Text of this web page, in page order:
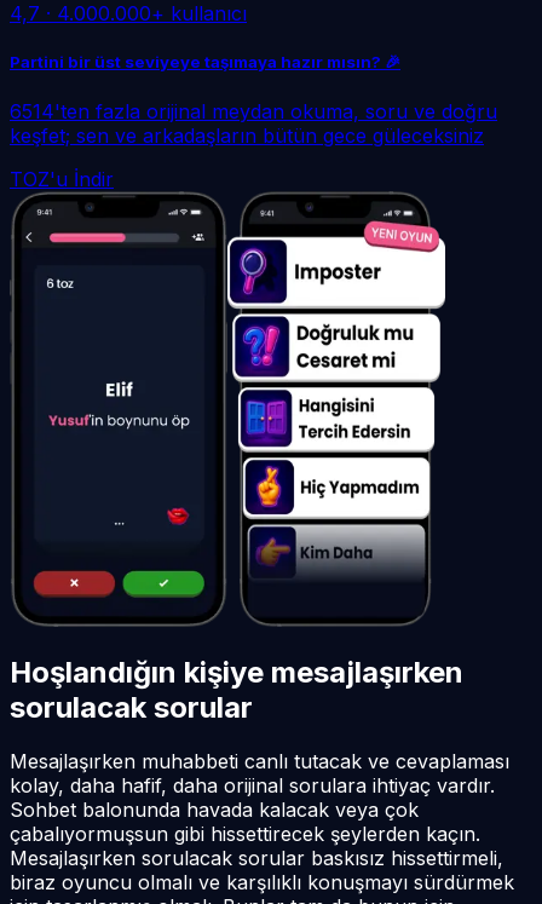
4,7 · 4.000.000+ kullanıcı
Partini bir üst seviyeye taşımaya hazır mısın? 🎉
6514'ten fazla orijinal meydan okuma, soru ve doğru
keşfet; sen ve arkadaşların bütün gece güleceksiniz
TOZ'u İndir
Hoşlandığın kişiye mesajlaşırken
sorulacak sorular
Mesajlaşırken muhabbeti canlı tutacak ve cevaplaması
kolay, daha hafif, daha orijinal sorulara ihtiyaç vardır.
Sohbet balonunda havada kalacak veya çok
çabalıyormuşsun gibi hissettirecek şeylerden kaçın.
Mesajlaşırken sorulacak sorular baskısız hissettirmeli,
biraz oyuncu olmalı ve karşılıklı konuşmayı sürdürmek